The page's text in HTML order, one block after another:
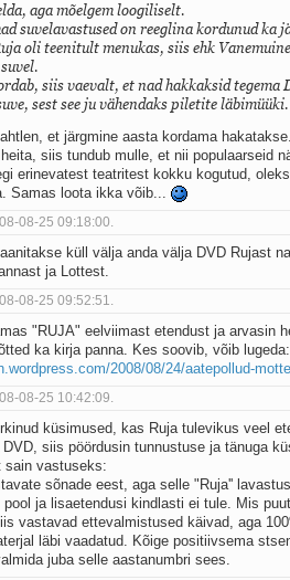
aga mõelgem loogiliselt.
suvelavastused on reeglina kordunud ka
oli teenitult menukas, siis ehk
siis vaevalt, et nad hakkaksid tegema
sest see ju vähendaks piletite läbimüüki.
et järgmine aasta kordama
siis tundub mulle, et nii populaarseid
erinevatest teatritest kokku kogutud,
Samas loota ikka võib...
08-25 09:18:00.
küll välja anda välja DVD Rujast
ja Lottest.
08-25 09:52:51.
"RUJA" eelviimast etendust ja arvasin
ka kirja panna. Kes soovib, võib lugeda:
2008/08/24/aatepollud-
08-25 10:42:09.
küsimused, kas Ruja tulevikus veel
DVD, siis pöördusin tunnustuse ja tänuga
sain vastuseks:
sõnade eest, aga selle "Ruja''
pool ja lisaetendusi kindlasti ei tule. Mis
vastavad ettevalmistused käivad, aga
läbi vaadatud. Kõige positiivsema
juba selle aastanumbri sees.